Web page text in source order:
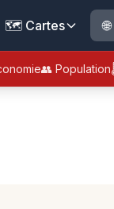
🗺️ Cartes
👥 Population